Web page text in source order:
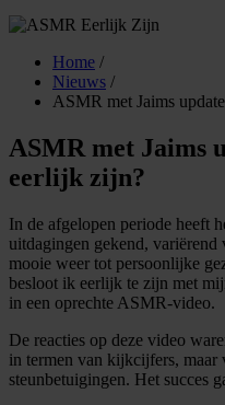
Home /
Nieuws /
ASMR met Jaims
ASMR met Jaims
eerlijk zijn?
In de afgelopen periode heeft
uitdagingen gekend,
mooie weer tot persoonlijke
besloot ik eerlijk te zijn met
in een oprechte ASMR-video.
De reacties op deze video
in termen van kijkcijfers, maar
steunbetuigingen. Het succes